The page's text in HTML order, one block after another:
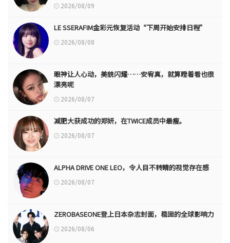
2026/08/09
LE SSERAFIM金彩元恢复活动“下周开始安排日程”
2026/08/08
眼神让人心动，美貌闪耀……安宥真，就算瞪着看也很
漂亮呢
2026/08/07
减肥大获成功的郑妍，在TWICE成员中最瘦。
2026/08/07
ALPHA DRIVE ONE LEO，令人目不转睛的视觉存在感
2026/08/07
ZEROBASEONE登上日本杂志封面，稳固的全球影响力
2026/08/06